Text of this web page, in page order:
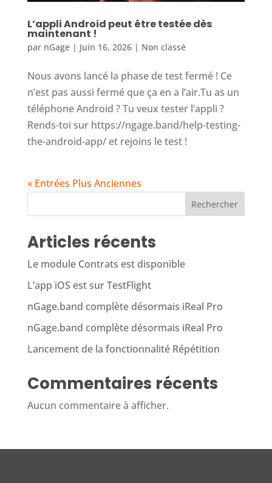
L’appli Android peut être testée dès
maintenant !
par nGage| Juin 16, 2026| Non classé
Nous avons lancé la phase de test fermé ! Ce
n’est pas aussi fermé que ça en a l’air.Tu as un
téléphone Android ? Tu veux tester l’appli ?
Rends-toi sur https://ngage.band/help-testing-
the-android-app/ et rejoins le test !
« Entrées Plus Anciennes
Rechercher
Articles récents
Le module Contrats est disponible
L’app iOS est sur TestFlight
nGage.band complète désormais iReal Pro
nGage.band complète désormais iReal Pro
Lancement de la fonctionnalité Répétition
Commentaires récents
Aucun commentaire à afficher.